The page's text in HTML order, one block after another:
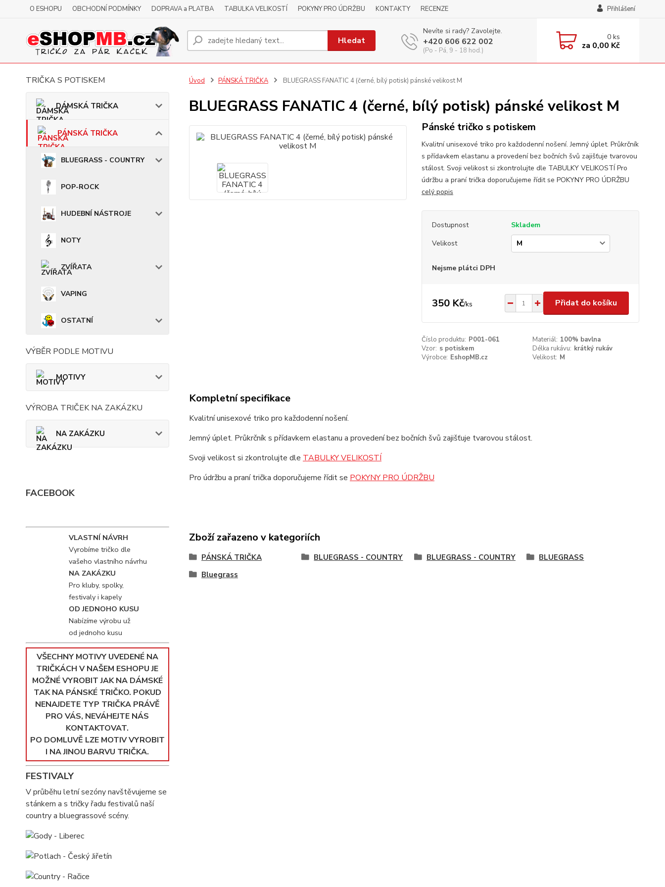
O ESHOPU OBCHODNÍ PODMÍNKY DOPRAVA a PLATBA TABULKA VELIKOSTÍ POKYNY PRO ÚDRŽBU KONTAKTY RECENZE Přihlášení
Hledat
Nevíte si rady? Zavolejte.
+420 606 622 002
(Po - Pá, 9 - 18 hod.)
0ks
za 0,00 Kč
TRIČKA S POTISKEM
DÁMSKÁ TRIČKA
PÁNSKÁ TRIČKA
BLUEGRASS - COUNTRY
POP-ROCK
HUDEBNÍ NÁSTROJE
NOTY
ZVÍŘATA
VAPING
OSTATNÍ
VÝBĚR PODLE MOTIVU
MOTIVY
VÝROBA TRIČEK NA ZAKÁZKU
NA ZAKÁZKU
FACEBOOK
VLASTNÍ NÁVRH
Vyrobíme tričko dle
vašeho vlastního návrhu
NA ZAKÁZKU
Pro kluby, spolky,
festivaly i kapely
OD JEDNOHO KUSU
Nabízíme výrobu už
od jednoho kusu
VŠECHNY MOTIVY UVEDENÉ NA
TRIČKÁCH V NAŠEM ESHOPU JE
MOŽNÉ VYROBIT JAK NA DÁMSKÉ
TAK NA PÁNSKÉ TRIČKO. POKUD
NENAJDETE TYP TRIČKA PRÁVĚ
PRO VÁS, NEVÁHEJTE NÁS
KONTAKTOVAT.
PO DOMLUVĚ LZE MOTIV VYROBIT
I NA JINOU BARVU TRIČKA.
FESTIVALY
V průběhu letní sezóny navštěvujeme se
stánkem a s tričky řadu festivalů naší
country a bluegrassové scény.
Úvod PÁNSKÁ TRIČKA BLUEGRASS FANATIC 4 (černé, bílý potisk) pánské velikost M
BLUEGRASS FANATIC 4 (černé, bílý potisk) pánské velikost M
Pánské tričko s potiskem
Kvalitní unisexové triko pro každodenní nošení. Jemný úplet. Průkrčník
s přídavkem elastanu a provedení bez bočních švů zajišťuje tvarovou
stálost. Svoji velikost si zkontrolujte dle TABULKY VELIKOSTÍ Pro
údržbu a praní trička doporučujeme řídit se POKYNY PRO ÚDRŽBU
celý popis
Dostupnost
Skladem
Velikost
Nejsme plátci DPH
350 Kč/ks Přidat do košíku
Číslo produktu: P001-061 Materiál: 100% bavlna
Vzor: s potiskem Délka rukávu: krátký rukáv
Výrobce: EshopMB.cz Velikost: M
Kompletní specifikace
Kvalitní unisexové triko pro každodenní nošení.
Jemný úplet. Průkrčník s přídavkem elastanu a provedení bez bočních švů zajišťuje tvarovou stálost.
Svoji velikost si zkontrolujte dle TABULKY VELIKOSTÍ
Pro údržbu a praní trička doporučujeme řídit se POKYNY PRO ÚDRŽBU
Zboží zařazeno v kategoriích
PÁNSKÁ TRIČKA BLUEGRASS - COUNTRY BLUEGRASS - COUNTRY
BLUEGRASS
Bluegrass